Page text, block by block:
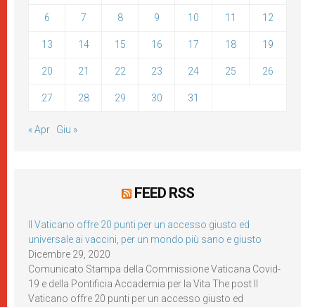
6 7 8 9 10 11 12
13 14 15 16 17 18 19
20 21 22 23 24 25 26
27 28 29 30 31
« Apr Giu »
FEED RSS
Il Vaticano offre 20 punti per un accesso giusto ed
universale ai vaccini, per un mondo più sano e giusto
Dicembre 29, 2020
Comunicato Stampa della Commissione Vaticana Covid-
19 e della Pontificia Accademia per la Vita The post Il
Vaticano offre 20 punti per un accesso giusto ed